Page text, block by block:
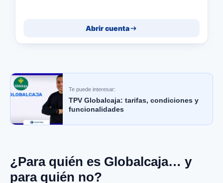
Abrir cuenta
Te puede interesar:
TPV Globalcaja: tarifas, condiciones y
funcionalidades
¿Para quién es Globalcaja… y
para quién no?